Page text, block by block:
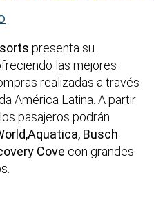
presenta su
las mejores
realizadas a través
América Latina. A partir
pasajeros podrán
Busch
Cove con grandes